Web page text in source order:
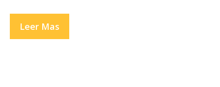
Leer Mas
EN